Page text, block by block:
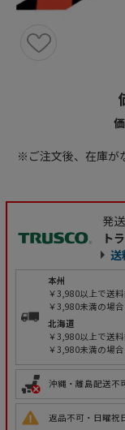
価
※ご注文後、在庫が
発
ト
送
本州
￥3,980以上で送
￥3,980未満の場
北海道
￥3,980以上で送
￥3,980未満の場
沖縄・離島配送不
返品不可・日曜祝